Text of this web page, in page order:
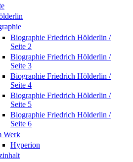
Biographie Friedrich Hölderlin /
Seite 2
Biographie Friedrich Hölderlin /
Seite 3
Biographie Friedrich Hölderlin /
Seite 4
Biographie Friedrich Hölderlin /
Seite 5
Biographie Friedrich Hölderlin /
Seite 6
Werk
Hyperion